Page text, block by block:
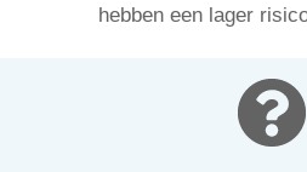
hebben een lager